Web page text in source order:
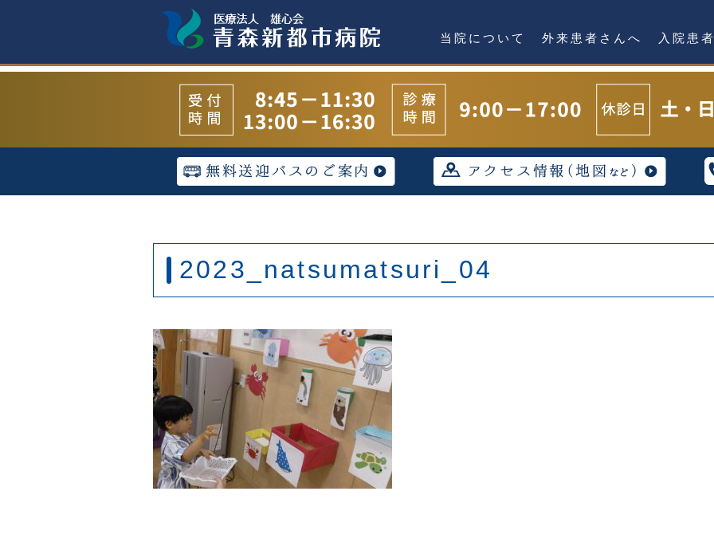
当院について 外来患者さんへ 入院患
2023_natsumatsuri_04